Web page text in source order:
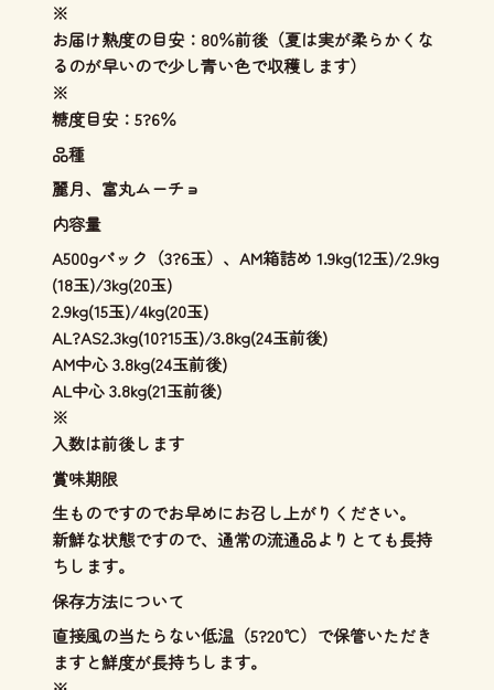
※
お届け熟度の目安：80％前後（夏は実が柔らかくな
るのが早いので少し青い色で収穫します）
※
糖度目安：5?6％
品種
麗月、富丸ムーチョ
内容量
A500gパック（3?6玉）、AM箱詰め 1.9kg(12玉)/2.9kg
(18玉)/3kg(20玉)
2.9kg(15玉)/4kg(20玉)
AL?AS2.3kg(10?15玉)/3.8kg(24玉前後)
AM中心 3.8kg(24玉前後)
AL中心 3.8kg(21玉前後)
※
入数は前後します
賞味期限
生ものですのでお早めにお召し上がりください。
新鮮な状態ですので、通常の流通品よりとても長持
ちします。
保存方法について
直接風の当たらない低温（5?20℃）で保管いただき
ますと鮮度が長持ちします。